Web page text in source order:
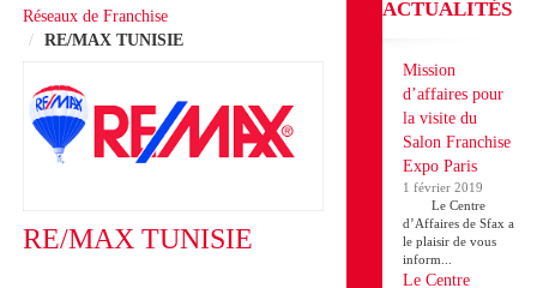
Réseaux de Franchise
RE/MAX TUNISIE
RE/MAX TUNISIE
ACTUALITÉS
Mission
d’affaires pour
la visite du
Salon Franchise
Expo Paris
1 février 2019
Le Centre
d’Affaires de Sfax a
le plaisir de vous
inform...
Le Centre